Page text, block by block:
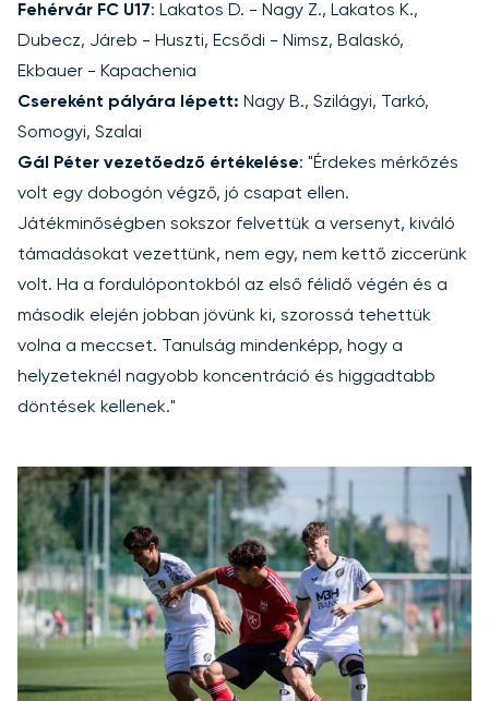
Fehérvár FC U17: Lakatos D. - Nagy Z., Lakatos K.,
Dubecz, Járeb - Huszti, Ecsődi - Nimsz, Balaskó,
Ekbauer - Kapachenia
Csereként pályára lépett: Nagy B., Szilágyi, Tarkó,
Somogyi, Szalai
Gál Péter vezetőedző értékelése: "Érdekes mérkőzés
volt egy dobogón végző, jó csapat ellen.
Játékminőségben sokszor felvettük a versenyt, kiváló
támadásokat vezettünk, nem egy, nem kettő ziccerünk
volt. Ha a fordulópontokból az első félidő végén és a
második elején jobban jövünk ki, szorossá tehettük
volna a meccset. Tanulság mindenképp, hogy a
helyzeteknél nagyobb koncentráció és higgadtabb
döntések kellenek."